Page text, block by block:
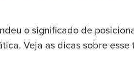
o significado de
Veja as dicas sobre esse